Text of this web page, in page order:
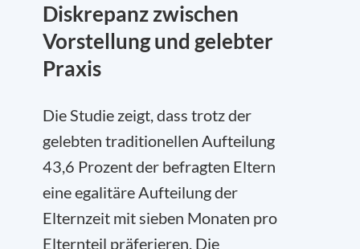
Diskrepanz zwischen
Vorstellung und gelebter
Praxis
Die Studie zeigt, dass trotz der
gelebten traditionellen Aufteilung
43,6 Prozent der befragten Eltern
eine egalitäre Aufteilung der
Elternzeit mit sieben Monaten pro
Elternteil präferieren. Die